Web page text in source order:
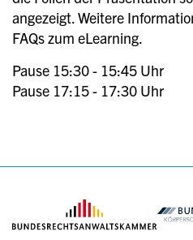
angezeigt. Weitere
FAQs zum eLearning.
Pause 15:30 - 15:45 Uhr
Pause 17:15 - 17:30 Uhr